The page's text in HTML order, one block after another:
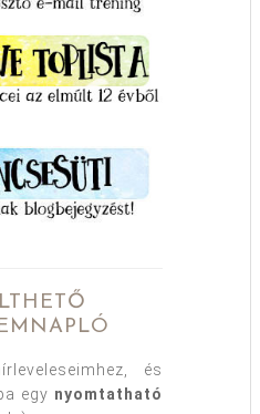
és
egy nyomtatható